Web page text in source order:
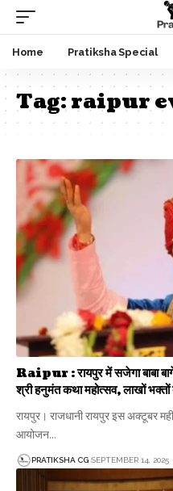
Home Pratiksha Special
Tag:raipur
Raipur : रायपुर में सजेगा बाबा
श्री हनुमंत कथा महोत्सव, लाखों
रायपुर। राजधानी रायपुर इस अक्टूबर
आयोजन…
PRATIKSHA CG SEPTEMBER 14, 2025